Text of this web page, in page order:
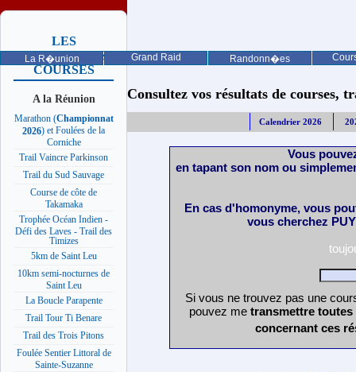
La R�union Grand Raid Randonn�es
LES
PROCHAINES
COURSES
A la Réunion
Marathon (Championnat
2026) et Foulées de la
Corniche
Trail Vaincre Parkinson
Trail du Sud Sauvage
Course de côte de
Takamaka
Trophée Océan Indien -
Défi des Laves - Trail des
Timizes
5km de Saint Leu
10km semi-nocturnes de
Saint Leu
La Boucle Parapente
Trail Tour Ti Benare
Trail des Trois Pitons
Foulée Sentier Littoral de
Sainte-Suzanne
Consultez vos résultats de courses,
Calendrier 2026
Vous
en tapant son nom ou
En cas d'homonyme, vous
vous cherchez
Si vous ne trouvez pas une
pouvez me transmettre
concernant ces